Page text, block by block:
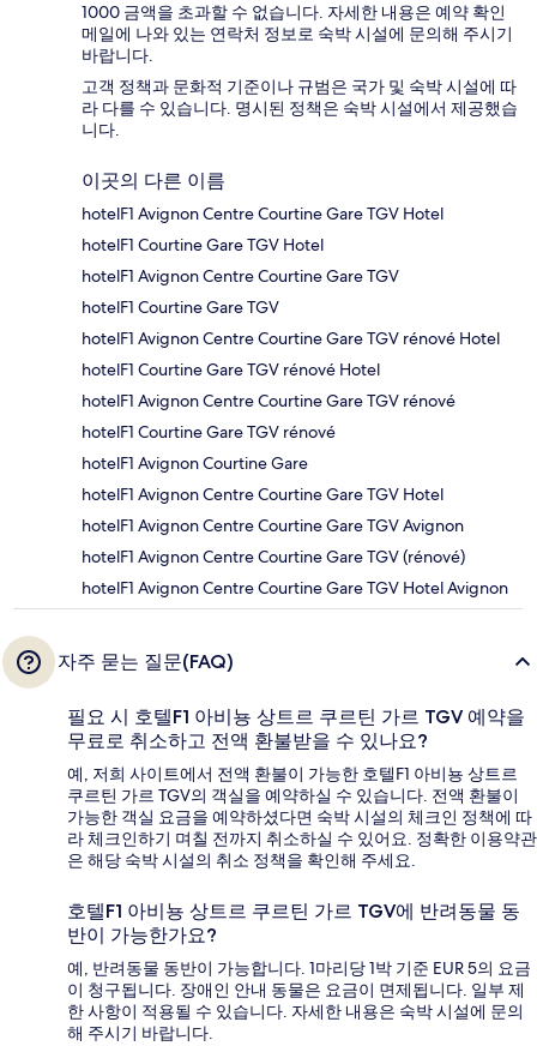
1000 금액을 초과할 수 없습니다. 자세한 내용은 예약 확인
메일에 나와 있는 연락처 정보로 숙박 시설에 문의해 주시기
바랍니다.
고객 정책과 문화적 기준이나 규범은 국가 및 숙박 시설에 따
라 다를 수 있습니다. 명시된 정책은 숙박 시설에서 제공했습
니다.
이곳의 다른 이름
hotelF1 Avignon Centre Courtine Gare TGV Hotel
hotelF1 Courtine Gare TGV Hotel
hotelF1 Avignon Centre Courtine Gare TGV
hotelF1 Courtine Gare TGV
hotelF1 Avignon Centre Courtine Gare TGV rénové Hotel
hotelF1 Courtine Gare TGV rénové Hotel
hotelF1 Avignon Centre Courtine Gare TGV rénové
hotelF1 Courtine Gare TGV rénové
hotelF1 Avignon Courtine Gare
hotelF1 Avignon Centre Courtine Gare TGV Hotel
hotelF1 Avignon Centre Courtine Gare TGV Avignon
hotelF1 Avignon Centre Courtine Gare TGV (rénové)
hotelF1 Avignon Centre Courtine Gare TGV Hotel Avignon
자주 묻는 질문(FAQ)
필요 시 호텔F1 아비뇽 상트르 쿠르틴 가르 TGV 예약을
무료로 취소하고 전액 환불받을 수 있나요?
예, 저희 사이트에서 전액 환불이 가능한 호텔F1 아비뇽 상트르
쿠르틴 가르 TGV의 객실을 예약하실 수 있습니다. 전액 환불이
가능한 객실 요금을 예약하셨다면 숙박 시설의 체크인 정책에 따
라 체크인하기 며칠 전까지 취소하실 수 있어요. 정확한 이용약관
은 해당 숙박 시설의 취소 정책을 확인해 주세요.
호텔F1 아비뇽 상트르 쿠르틴 가르 TGV에 반려동물 동
반이 가능한가요?
예, 반려동물 동반이 가능합니다. 1마리당 1박 기준 EUR 5의 요금
이 청구됩니다. 장애인 안내 동물은 요금이 면제됩니다. 일부 제
한 사항이 적용될 수 있습니다. 자세한 내용은 숙박 시설에 문의
해 주시기 바랍니다.